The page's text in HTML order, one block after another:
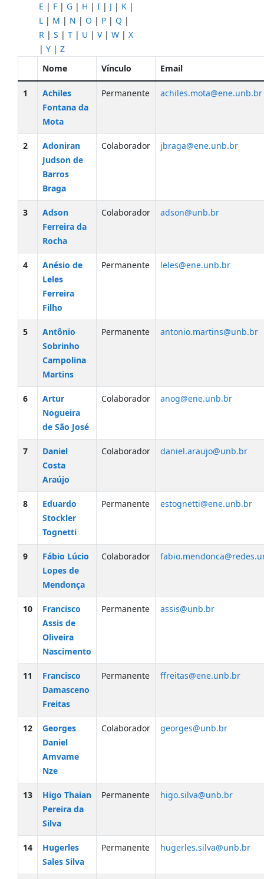
E | F | G | H | I | J | K |
L | M | N | O | P | Q |
R | S | T | U | V | W | X
| Y | Z
Nome
Vínculo Email
1
Achiles
Fontana da
Mota
Permanente achiles.mota@ene.unb.br
2
Adoniran
Judson de
Barros
Braga
Colaborador jbraga@ene.unb.br
3
Adson
Ferreira da
Rocha
Colaborador adson@unb.br
4
Anésio de
Leles
Ferreira
Filho
Permanente leles@ene.unb.br
5
Antônio
Sobrinho
Campolina
Martins
Permanente antonio.martins@unb.br
6
Artur
Nogueira
de São José
Colaborador anog@ene.unb.br
7
Daniel
Costa
Araújo
Colaborador daniel.araujo@unb.br
8
Eduardo
Stockler
Tognetti
Permanente estognetti@ene.unb.br
9
Fábio Lúcio
Lopes de
Mendonça
Colaborador
10
Francisco
Assis de
Oliveira
Nascimento
Permanente assis@unb.br
11
Francisco
Damasceno
Freitas
Permanente ffreitas@ene.unb.br
12
Georges
Daniel
Amvame
Nze
Colaborador georges@unb.br
13
Higo Thaian
Pereira da
Silva
Permanente higo.silva@unb.br
14
Hugerles
Sales Silva
Permanente hugerles.silva@unb.br